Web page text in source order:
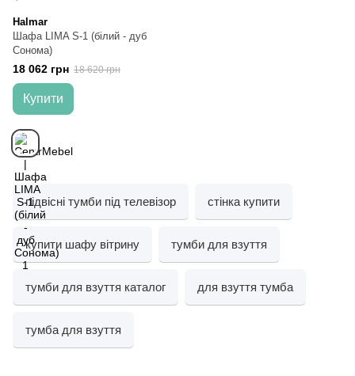
Halmar
Шафа LIMA S-1 (білий - дуб
Сонома)
18 062 грн 18 620 грн
Купити
підвісні тумби під телевізор стінка купити
купити шафу вітрину тумби для взуття
тумби для взуття каталог для взуття тумба
тумба для взуття